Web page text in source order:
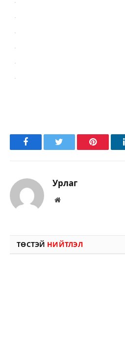
FacebookTwitter Pinterest
Урлаг
Вэбсайт
ТӨСТЭЙ НИЙТЛЭЛ